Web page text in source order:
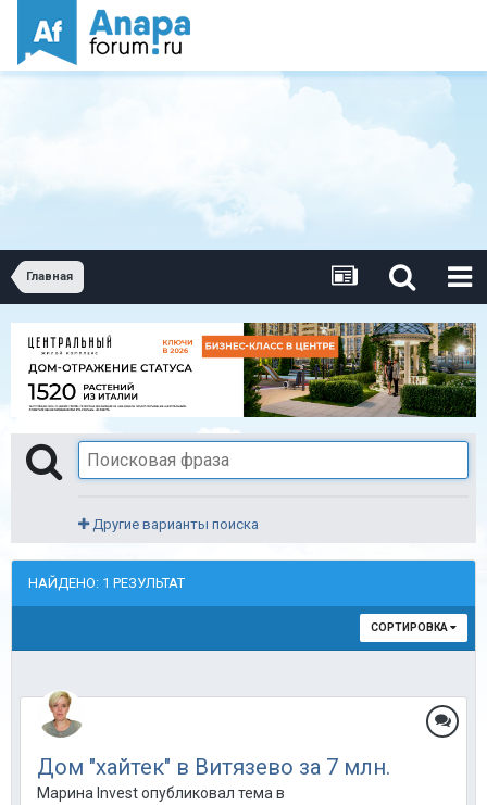
Главная
Другие варианты поиска
НАЙДЕНО: 1 РЕЗУЛЬТАТ
СОРТИРОВКА
Дом "хайтек" в Витязево за 7 млн.
Марина Invest опубликовал тема в